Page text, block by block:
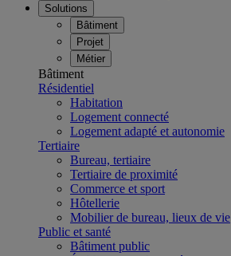
Solutions
Bâtiment
Projet
Métier
Bâtiment
Résidentiel
Habitation
Logement connecté
Logement adapté et autonomie
Tertiaire
Bureau, tertiaire
Tertiaire de proximité
Commerce et sport
Hôtellerie
Mobilier de bureau, lieux de vie
Public et santé
Bâtiment public